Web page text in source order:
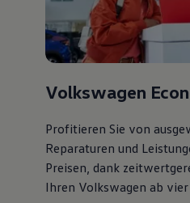
Volkswagen
Profitieren Sie von
Reparaturen und
Preisen, dank
Ihren Volkswagen ab